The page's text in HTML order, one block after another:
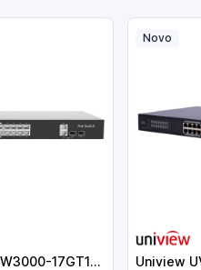
Uniview UV-NSW3000-17GT1GP1GC-LPOE-IN
Novo